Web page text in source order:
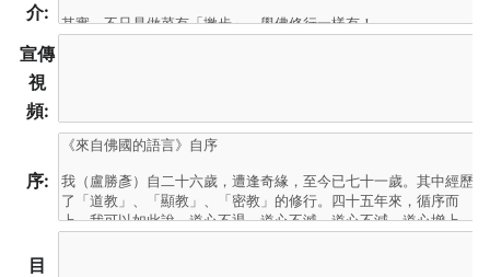
介:
宣傳
視
頻:
序:
目